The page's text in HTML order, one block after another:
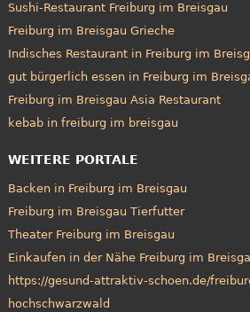
Sushi-Restaurant Freiburg im Breisgau
Freiburg im Breisgau Grieche
Indisches Restaurant in Freiburg im
gut bürgerlich essen in Freiburg im
Freiburg im Breisgau Asia Restaurant
kebab in freiburg im breisgau
WEITERE PORTALE
Backen in Freiburg im Breisgau
Freiburg im Breisgau Tierfutter
Theater Freiburg im Breisgau
Einkaufen in der Nähe Freiburg im
https://gesund-attraktiv-schoen.de/
hochschwarzwald